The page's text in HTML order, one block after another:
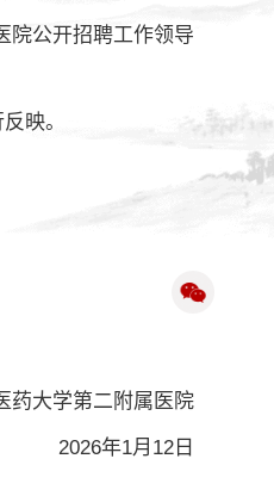
院公开招聘工作领导
映。
药大学第二附属医院
2026年1月12日